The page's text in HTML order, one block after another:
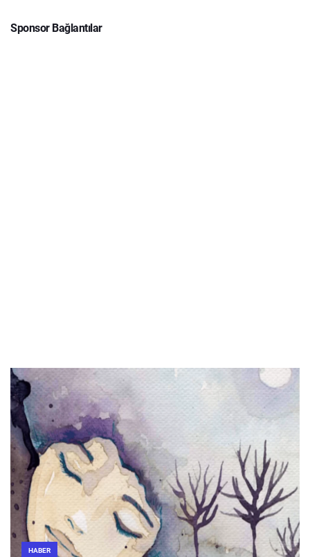
Sponsor Bağlantılar
HABER